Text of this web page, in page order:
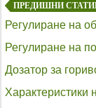
ПРЕДИШНИ
Регулиране на
Регулиране на
Дозатор за
Характеристики